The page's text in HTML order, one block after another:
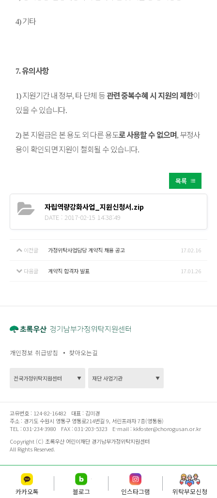
4)기타
7.유의사항
1)지원기간 내 정부, 타 단체 등관련 중복수혜 시 지원의 제한이
있을 수 있습니다.
2)본 지원금은 본 용도 외 다른 용도로 사용할 수 없으며, 부정사
용이 확인되면 지원이 철회될 수 있습니다.
목록
자립역량강화사업_지원신청서.zip
DATE : 2017-02-15 14:38:49
이전글 가정위탁사업담당 계약직 채용 공고 17.02.16
다음글 계약직 합격자 발표 17.01.26
개인정보 취급방침 찾아오는길
고유번호 : 124-82-16482 대표 : 김미경
주소 : 경기도 수원시 영통구 영통로214번길 9, 서린프라자 7층(영통동)
TEL : 031-234-3980 FAX : 031-203-5323 E-mail : kkfoster@chorogusan.or.kr
Copyright (C) 초록우산 어린이재단 경기남부가정위탁지원센터
All Rights Reserved.
카카오톡 블로그 인스타그램 위탁부모신청